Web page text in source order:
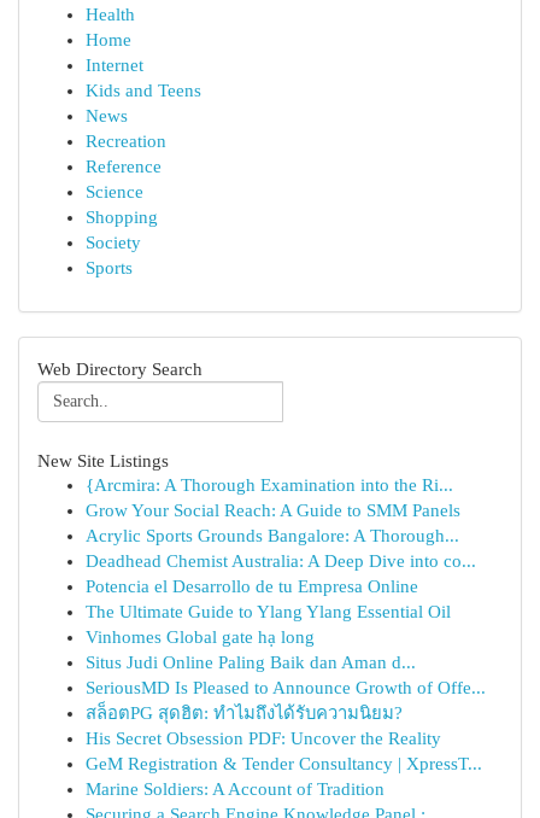
Health
Home
Internet
Kids and Teens
News
Recreation
Reference
Science
Shopping
Society
Sports
Web Directory Search
New Site Listings
{Arcmira: A Thorough Examination into the Ri...
Grow Your Social Reach: A Guide to SMM Panels
Acrylic Sports Grounds Bangalore: A Thorough...
Deadhead Chemist Australia: A Deep Dive into co...
Potencia el Desarrollo de tu Empresa Online
The Ultimate Guide to Ylang Ylang Essential Oil
Vinhomes Global gate hạ long
Situs Judi Online Paling Baik dan Aman d...
SeriousMD Is Pleased to Announce Growth of Offe...
สล็อตPG สุดฮิต: ทำไมถึงได้รับความนิยม?
His Secret Obsession PDF: Uncover the Reality
GeM Registration & Tender Consultancy | XpressT...
Marine Soldiers: A Account of Tradition